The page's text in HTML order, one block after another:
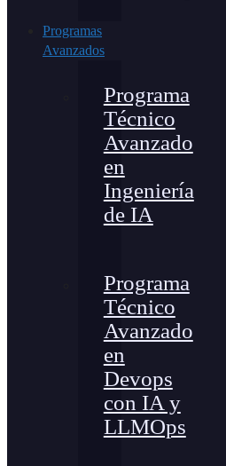
Programas
Avanzados
Programa
Técnico
Avanzado
en
Ingeniería
de IA
Programa
Técnico
Avanzado
en
Devops
con IA y
LLMOps